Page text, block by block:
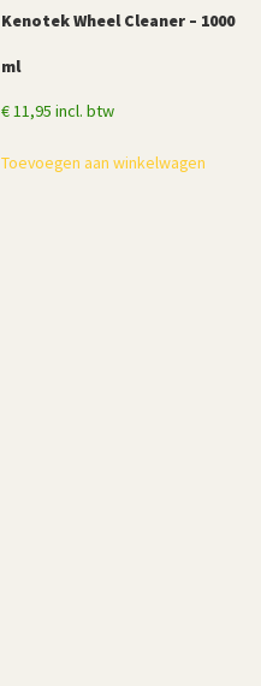
Kenotek Wheel Cleaner – 1000
ml
€ 11,95 incl. btw
Toevoegen aan winkelwagen